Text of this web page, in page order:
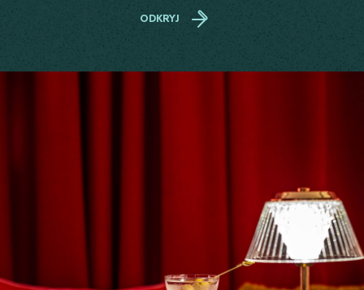
ODKRYJ